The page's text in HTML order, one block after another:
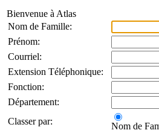
Bienvenue à Atlas
Nom de Famille:
Prénom:
Courriel:
Extension Téléphonique:
Fonction:
Département:
Classer par:
Nom de